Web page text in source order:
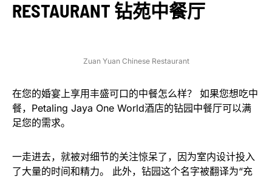
RESTAURANT 钻苑中餐厅
Zuan Yuan Chinese Restaurant
在您的婚宴上享用丰盛可口的中餐怎么样？ 如果您想吃中
餐，Petaling Jaya One World酒店的钻园中餐厅可以满
足您的需求。
一走进去，就被对细节的关注惊呆了，因为室内设计投入
了大量的时间和精力。 此外，钻园这个名字被翻译为“充